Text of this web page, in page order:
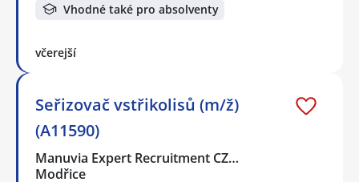
Vhodné také pro absolventy
včerejší
Seřizovač vstřikolisů (m/ž)
(A11590)
Manuvia Expert Recruitment CZ…
Modřice